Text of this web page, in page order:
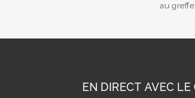
au greffe
EN DIRECT AVEC LE